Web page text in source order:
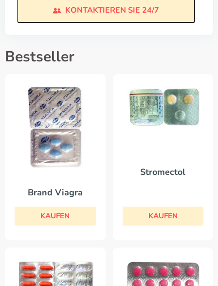
KONTAKTIEREN SIE 24/7
Bestseller
Brand Viagra
KAUFEN
Stromectol
KAUFEN